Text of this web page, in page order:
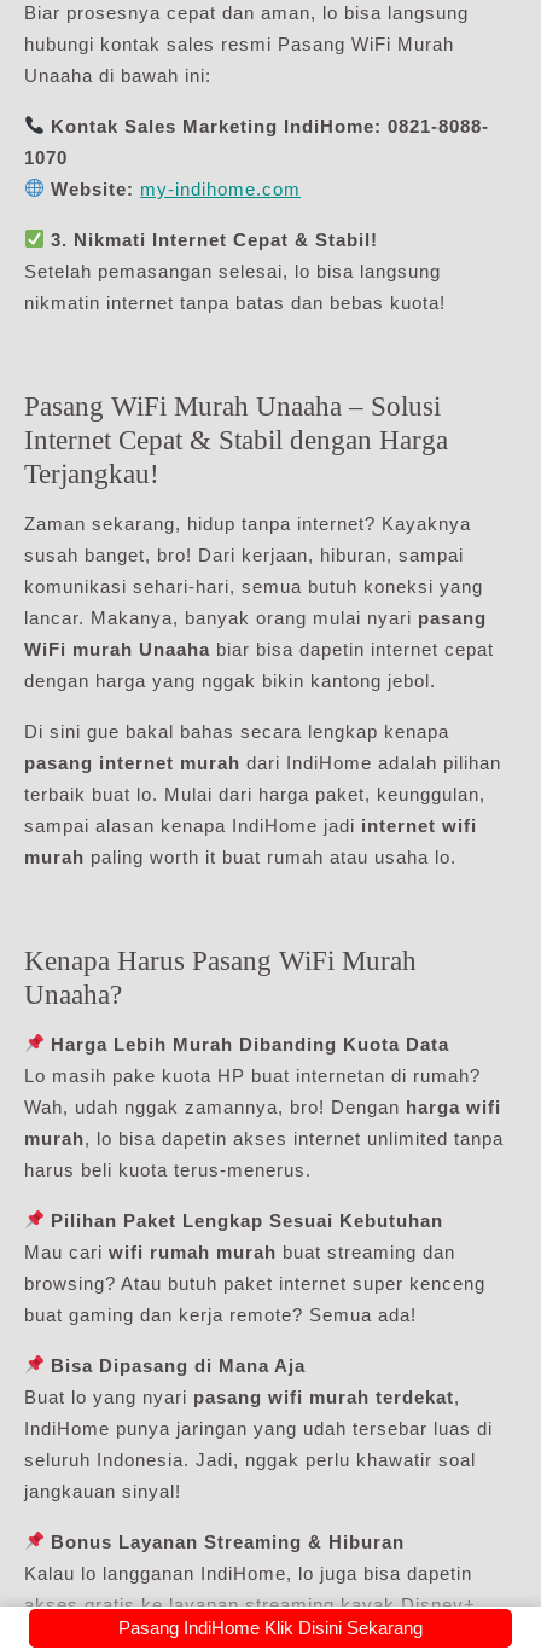
Biar prosesnya cepat dan aman, lo bisa langsung
hubungi kontak sales resmi Pasang WiFi Murah
Unaaha di bawah ini:
Kontak Sales Marketing IndiHome: 0821-8088-
1070
Website: my-indihome.com
3. Nikmati Internet Cepat & Stabil!
Setelah pemasangan selesai, lo bisa langsung
nikmatin internet tanpa batas dan bebas kuota!
Pasang WiFi Murah Unaaha – Solusi
Internet Cepat & Stabil dengan Harga
Terjangkau!
Zaman sekarang, hidup tanpa internet? Kayaknya
susah banget, bro! Dari kerjaan, hiburan, sampai
komunikasi sehari-hari, semua butuh koneksi yang
lancar. Makanya, banyak orang mulai nyari pasang
WiFi murah Unaaha biar bisa dapetin internet cepat
dengan harga yang nggak bikin kantong jebol.
Di sini gue bakal bahas secara lengkap kenapa
pasang internet murah dari IndiHome adalah pilihan
terbaik buat lo. Mulai dari harga paket, keunggulan,
sampai alasan kenapa IndiHome jadi internet wifi
murah paling worth it buat rumah atau usaha lo.
Kenapa Harus Pasang WiFi Murah
Unaaha?
Harga Lebih Murah Dibanding Kuota Data
Lo masih pake kuota HP buat internetan di rumah?
Wah, udah nggak zamannya, bro! Dengan harga wifi
murah, lo bisa dapetin akses internet unlimited tanpa
harus beli kuota terus-menerus.
Pilihan Paket Lengkap Sesuai Kebutuhan
Mau cari wifi rumah murah buat streaming dan
browsing? Atau butuh paket internet super kenceng
buat gaming dan kerja remote? Semua ada!
Bisa Dipasang di Mana Aja
Buat lo yang nyari pasang wifi murah terdekat,
IndiHome punya jaringan yang udah tersebar luas di
seluruh Indonesia. Jadi, nggak perlu khawatir soal
jangkauan sinyal!
Bonus Layanan Streaming & Hiburan
Kalau lo langganan IndiHome, lo juga bisa dapetin
akses gratis ke layanan streaming kayak Disney+
Hotstar, Netflix, dan IndiHomeTV. Mantap, kan?
Pasang IndiHome Klik Disini Sekarang